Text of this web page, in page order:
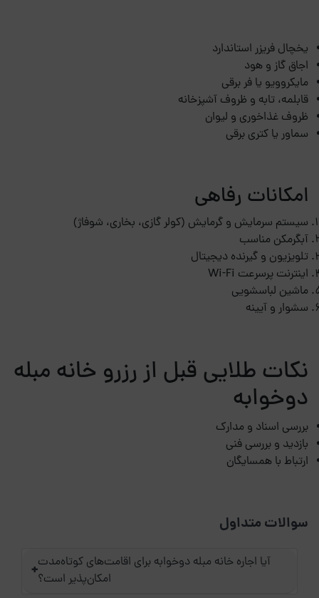
یخچال فریزر استاندارد
اجاق گاز و هود
مایکروویو یا فر برقی
قابلمه، تابه و ظروف آشپزخانه
ظروف غذاخوری و لیوان
سماور یا کتری برقی
امکانات رفاهی
سیستم سرمایش و گرمایش (کولر گازی، بخاری، شوفاژ)
آبگرمکن مناسب
تلویزیون و گیرنده دیجیتال
اینترنت پرسرعت Wi-Fi
ماشین لباسشویی
سشوار و آیینه
نکات طلایی قبل از رزرو خانه مبله
دوخوابه
بررسی اسناد و مدارک
بازدید و بررسی فنی
ارتباط با همسایگان
سوالات متداول
آیا اجاره خانه مبله دوخوابه برای اقامت‌های کوتاه‌مدت
امکان‌پذیر است؟+